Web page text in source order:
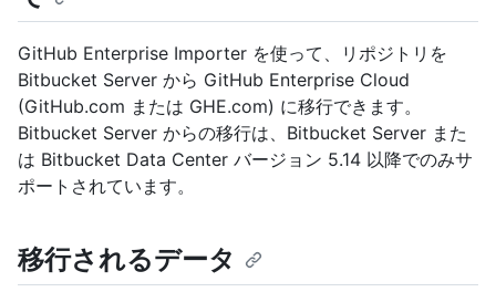
GitHub Enterprise Importer を使って、リポジトリを
Bitbucket Server から GitHub Enterprise Cloud
(GitHub.com または GHE.com) に移行できます。
Bitbucket Server からの移行は、Bitbucket Server また
は Bitbucket Data Center バージョン 5.14 以降でのみサ
ポートされています。
移行されるデータ